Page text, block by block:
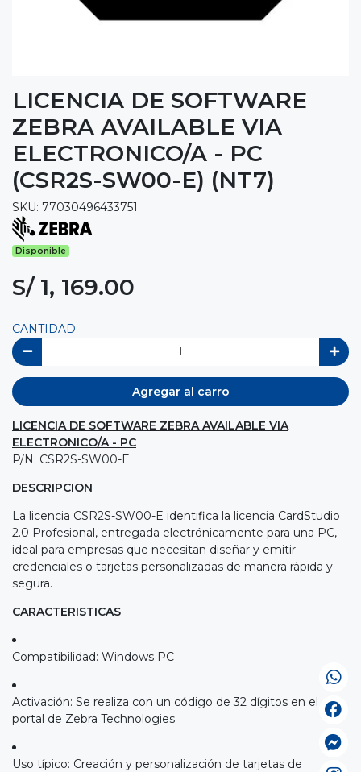
LICENCIA DE SOFTWARE
ZEBRA AVAILABLE VIA
ELECTRONICO/A - PC
(CSR2S-SW00-E) (NT7)
SKU: 77030496433751
Disponible
S/ 1, 169.00
CANTIDAD
Agregar al carro
LICENCIA DE SOFTWARE ZEBRA AVAILABLE VIA
ELECTRONICO/A - PC
P/N: CSR2S-SW00-E
DESCRIPCION
La licencia CSR2S-SW00-E identifica la licencia CardStudio
2.0 Profesional, entregada electrónicamente para una PC,
ideal para empresas que necesitan diseñar y emitir
credenciales o tarjetas personalizadas de manera rápida y
segura.
CARACTERISTICAS
Compatibilidad: Windows PC
Activación: Se realiza con un código de 32 dígitos en el
portal de Zebra Technologies
Uso típico: Creación y personalización de tarjetas de